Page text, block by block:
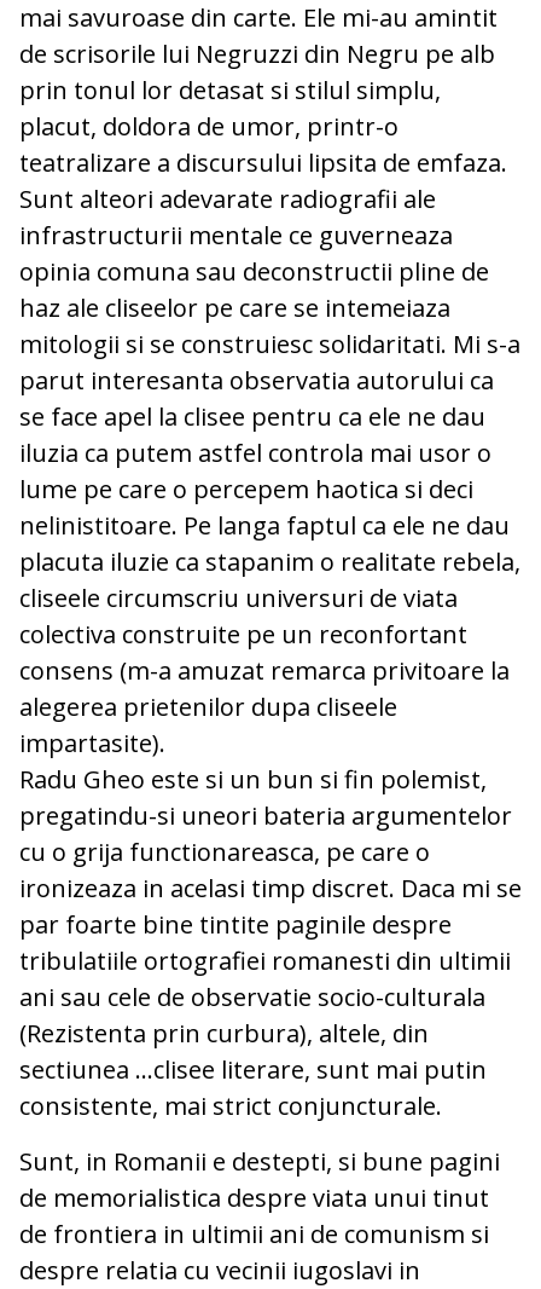
mai savuroase din carte. Ele mi-au amintit
de scrisorile lui Negruzzi din Negru pe alb
prin tonul lor detasat si stilul simplu,
placut, doldora de umor, printr-o
teatralizare a discursului lipsita de emfaza.
Sunt alteori adevarate radiografii ale
infrastructurii mentale ce guverneaza
opinia comuna sau deconstructii pline de
haz ale cliseelor pe care se intemeiaza
mitologii si se construiesc solidaritati. Mi s-a
parut interesanta observatia autorului ca
se face apel la clisee pentru ca ele ne dau
iluzia ca putem astfel controla mai usor o
lume pe care o percepem haotica si deci
nelinistitoare. Pe langa faptul ca ele ne dau
placuta iluzie ca stapanim o realitate rebela,
cliseele circumscriu universuri de viata
colectiva construite pe un reconfortant
consens (m-a amuzat remarca privitoare la
alegerea prietenilor dupa cliseele
impartasite).
Radu Gheo este si un bun si fin polemist,
pregatindu-si uneori bateria argumentelor
cu o grija functionareasca, pe care o
ironizeaza in acelasi timp discret. Daca mi se
par foarte bine tintite paginile despre
tribulatiile ortografiei romanesti din ultimii
ani sau cele de observatie socio-culturala
(Rezistenta prin curbura), altele, din
sectiunea ...clisee literare, sunt mai putin
consistente, mai strict conjuncturale.
Sunt, in Romanii e destepti, si bune pagini
de memorialistica despre viata unui tinut
de frontiera in ultimii ani de comunism si
despre relatia cu vecinii iugoslavi in